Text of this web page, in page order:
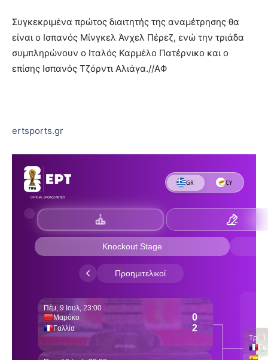
Συγκεκριμένα πρώτος διαιτητής της αναμέτρησης θα
είναι ο Ισπανός Μίνγκελ Άνχελ Πέρεζ, ενώ την τριάδα
συμπληρώνουν ο Ιταλός Καρμέλο Πατέρνικο και ο
επίσης Ισπανός Τζόρντι Αλιάγα.//ΑΦ
ertsports.gr